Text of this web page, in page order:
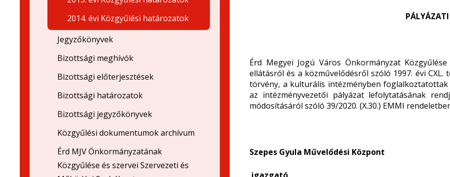
Érd Megyei Jogú Város Önkormányzat
ellátásról és a közművelődésről szóló 1997. évi
törvény, a kulturális intézményben
az intézményvezetői pályázat lefolytatásának
módosításáról szóló 39/2020. (X.30.) EMMI
Szepes Gyula Művelődési Központ
2014. évi Közgyűlési határozatok
Jegyzőkönyvek
Bizottsági meghívók
Bizottsági előterjesztések
Bizottsági határozatok
Bizottsági jegyzőkönyvek
Közgyűlési dokumentumok archívum
Érd MJV Önkormányzatának
Közgyűlése és szervei Szervezeti és